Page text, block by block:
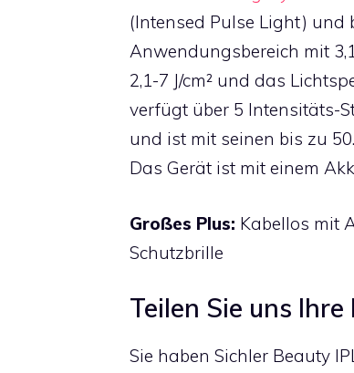
(Intensed Pulse Light) und
Anwendungsbereich mit
2,1-7 J/cm² und das
verfügt über 5 Intensitäts-
und ist mit seinen bis zu
Das Gerät ist mit einem
Großes Plus: Kabellos mit
Schutzbrille
Teilen Sie uns
Sie haben Sichler Beauty